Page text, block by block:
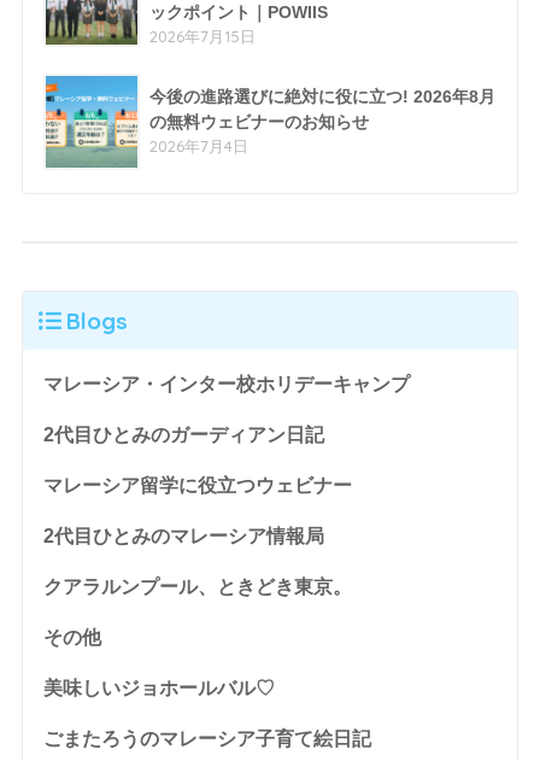
ックポイント｜POWIIS
2026年7月15日
今後の進路選びに絶対に役に立つ! 2026年8月
の無料ウェビナーのお知らせ
2026年7月4日
Blogs
マレーシア・インター校ホリデーキャンプ
2代目ひとみのガーディアン日記
マレーシア留学に役立つウェビナー
2代目ひとみのマレーシア情報局
クアラルンプール、ときどき東京。
その他
美味しいジョホールバル♡
ごまたろうのマレーシア子育て絵日記